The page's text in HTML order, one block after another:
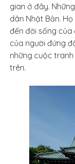
gian ở đây.
dân Nhật Bản.
đến đời sống của
của người đứng
những cuộc
trên.